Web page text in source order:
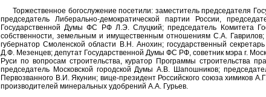
Торжественное богослужение посетили: заместитель председателя
председатель Либерально-демократической партии России,
Государственной Думы ФС РФ Л.Э. Слуцкий; председатель Комитета
собственности, земельным и имущественным отношениям С.А. Гаврилов;
губернатор Смоленской области В.Н. Анохин; государственный
Д.Ф. Мезенцев; депутат Государственной Думы ФС РФ, советник мэра г.
Руси по вопросам строительства, куратор Программы строительства
председатель Московской городской Думы А.В. Шапошников;
Первозванного В.И. Якунин; вице-президент Российского союза химиков
производителей минеральных удобрений А.А. Гурьев.